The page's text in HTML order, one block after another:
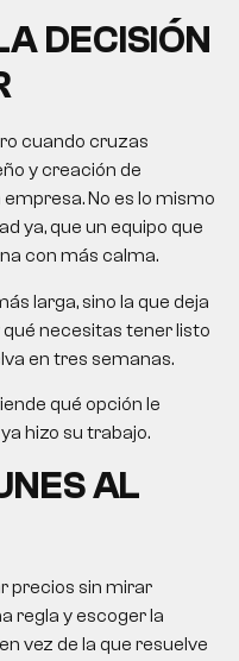
DECISIÓN
cuando cruzas
y creación de
No es lo mismo
ya, que un equipo que
con más calma.
larga, sino la que deja
necesitas tener listo
en tres semanas.
qué opción le
hizo su trabajo.
AL
precios sin mirar
regla y escoger la
vez de la que resuelve